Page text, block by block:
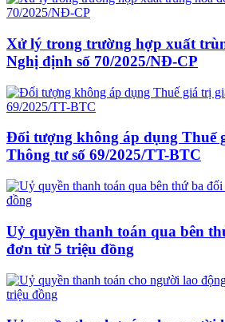
Xử lý trong trường hợp xuất
Nghị định số 70/2025/NĐ-CP
Đối tượng không áp dụng Thuế
Thông tư số 69/2025/TT-BTC
Uỷ quyền thanh toán qua bên
đơn từ 5 triệu đồng